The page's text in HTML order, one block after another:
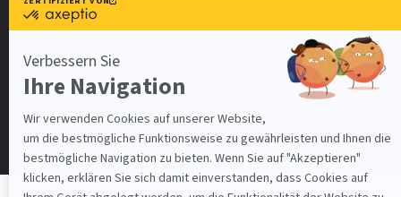
Elektroinstallateur
HR-Assistent/in
Metallbauer
Zimmermann
Direkt